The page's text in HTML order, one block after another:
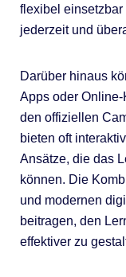
flexibel
jederzeit und
Darüber hinaus
Apps oder
den offiziellen
bieten oft
Ansätze, die das
können. Die
und modernen
beitragen, den
effektiver zu